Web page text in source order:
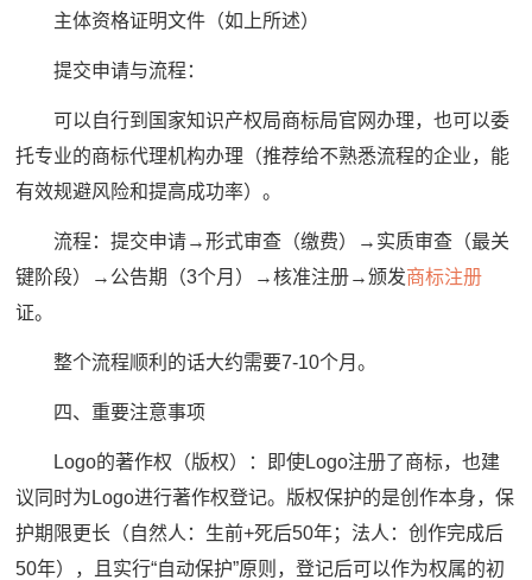
主体资格证明文件（如上所述）
提交申请与流程：
可以自行到国家知识产权局商标局官网办理，也可以委
托专业的商标代理机构办理（推荐给不熟悉流程的企业，能
有效规避风险和提高成功率）。
流程：提交申请→形式审查（缴费）→实质审查（最关
键阶段）→公告期（3个月）→核准注册→颁发商标注册
证。
整个流程顺利的话大约需要7-10个月。
四、重要注意事项
Logo的著作权（版权）：即使Logo注册了商标，也建
议同时为Logo进行著作权登记。版权保护的是创作本身，保
护期限更长（自然人：生前+死后50年；法人：创作完成后
50年），且实行“自动保护”原则，登记后可以作为权属的初